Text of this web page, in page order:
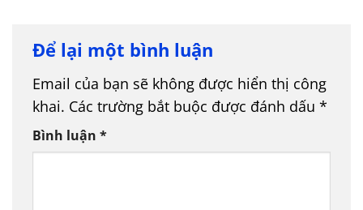
Để lại một bình luận
Email của bạn sẽ không được hiển thị công
khai. Các trường bắt buộc được đánh dấu *
Bình luận *